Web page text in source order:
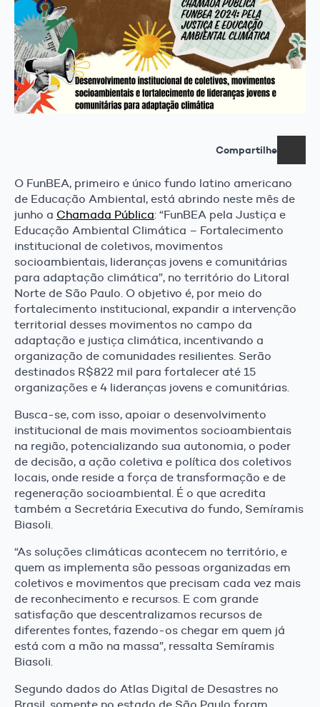
Compartilhe
O FunBEA, primeiro e único fundo latino americano
de Educação Ambiental, está abrindo neste mês de
junho a Chamada Pública: “FunBEA pela Justiça e
Educação Ambiental Climática – Fortalecimento
institucional de coletivos, movimentos
socioambientais, lideranças jovens e comunitárias
para adaptação climática”, no território do Litoral
Norte de São Paulo. O objetivo é, por meio do
fortalecimento institucional, expandir a intervenção
territorial desses movimentos no campo da
adaptação e justiça climática, incentivando a
organização de comunidades resilientes. Serão
destinados R$822 mil para fortalecer até 15
organizações e 4 lideranças jovens e comunitárias.
Busca-se, com isso, apoiar o desenvolvimento
institucional de mais movimentos socioambientais
na região, potencializando sua autonomia, o poder
de decisão, a ação coletiva e política dos coletivos
locais, onde reside a força de transformação e de
regeneração socioambiental. É o que acredita
também a Secretária Executiva do fundo, Semíramis
Biasoli.
“As soluções climáticas acontecem no território, e
quem as implementa são pessoas organizadas em
coletivos e movimentos que precisam cada vez mais
de reconhecimento e recursos. E com grande
satisfação que descentralizamos recursos de
diferentes fontes, fazendo-os chegar em quem já
está com a mão na massa”, ressalta Semíramis
Biasoli.
Segundo dados do Atlas Digital de Desastres no